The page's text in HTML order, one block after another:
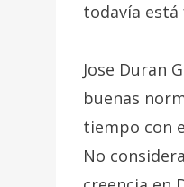
todavía está
Jose Duran
buenas
tiempo con
No